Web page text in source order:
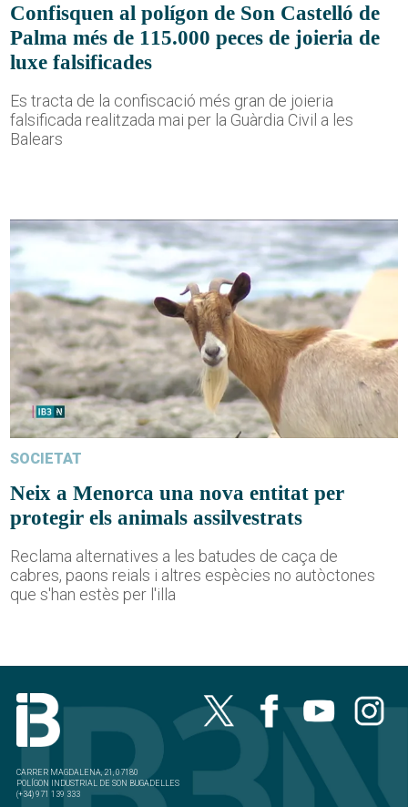
Confisquen al polígon de Son Castelló de
Palma més de 115.000 peces de joieria de
luxe falsificades
Es tracta de la confiscació més gran de joieria
falsificada realitzada mai per la Guàrdia Civil a les
Balears
SOCIETAT
Neix a Menorca una nova entitat per
protegir els animals assilvestrats
Reclama alternatives a les batudes de caça de
cabres, paons reials i altres espècies no autòctones
que s'han estès per l'illa
CARRER MAGDALENA, 21, 07180
POLÍGON INDUSTRIAL DE SON BUGADELLES
(+34) 971 139 333